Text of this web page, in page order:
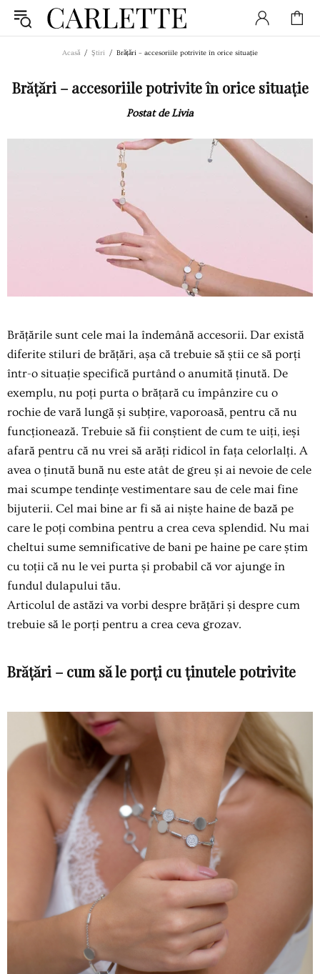
Acasă Ştiri Brățări – accesoriile potrivite în orice situație
Brățări – accesoriile potrivite în orice situație
Postat de Livia
Brățările sunt cele mai la îndemână accesorii. Dar există
diferite stiluri de brățări, așa că trebuie să știi ce să porți
într-o situație specifică purtând o anumită ținută. De
exemplu, nu poți purta o brățară cu împânzire cu o
rochie de vară lungă și subțire, vaporoasă, pentru că nu
funcționează. Trebuie să fii conștient de cum te uiți, ieși
afară pentru că nu vrei să arăți ridicol în fața celorlalți. A
avea o ținută bună nu este atât de greu și ai nevoie de cele
mai scumpe tendințe vestimentare sau de cele mai fine
bijuterii. Cel mai bine ar fi să ai niște haine de bază pe
care le poți combina pentru a crea ceva splendid. Nu mai
cheltui sume semnificative de bani pe haine pe care știm
cu toții că nu le vei purta și probabil că vor ajunge în
fundul dulapului tău.
Articolul de astăzi va vorbi despre brățări și despre cum
trebuie să le porți pentru a crea ceva grozav.
Brățări – cum să le porți cu ținutele potrivite